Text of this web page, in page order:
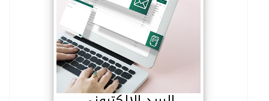
البريد الالكتروني